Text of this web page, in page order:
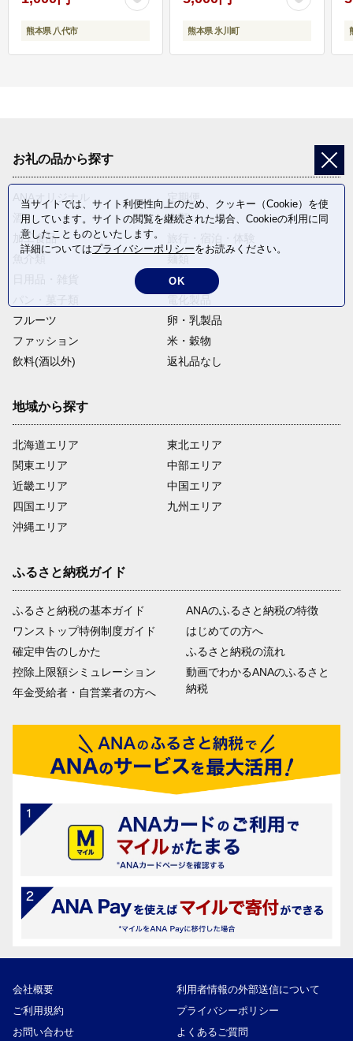
熊本県 八代市 熊本県 氷川町
お礼の品から探す
ANAオリジナル
定期便
酒
肉類
加工食品
野菜
フルーツ
卵・乳製品
ファッション
米・穀物
飲料(酒以外)
返礼品なし
地域から探す
北海道エリア
関東エリア
近畿エリア
四国エリア
沖縄エリア
東北エリア
中部エリア
中国エリア
九州エリア
ふるさと納税ガイド
ふるさと納税の基本ガイド
ワンストップ特例制度ガイド
確定申告のしかた
控除上限額シミュレーション
年金受給者・自営業者の方へ
ANAのふるさと納税の特徴
はじめての方へ
ふるさと納税の流れ
動画でわかるANAのふるさと
納税
会社概要
利用者情報の外部送信について
ご利用規約
プライバシーポリシー
お問い合わせ
よくあるご質問
当サイトでは、サイト利便性向上のため、クッキー（Cookie）を使
用しています。サイトの閲覧を継続された場合、Cookieの利用に同
意したことものといたします。
詳細についてはプライバシーポリシーをお読みください。
OK